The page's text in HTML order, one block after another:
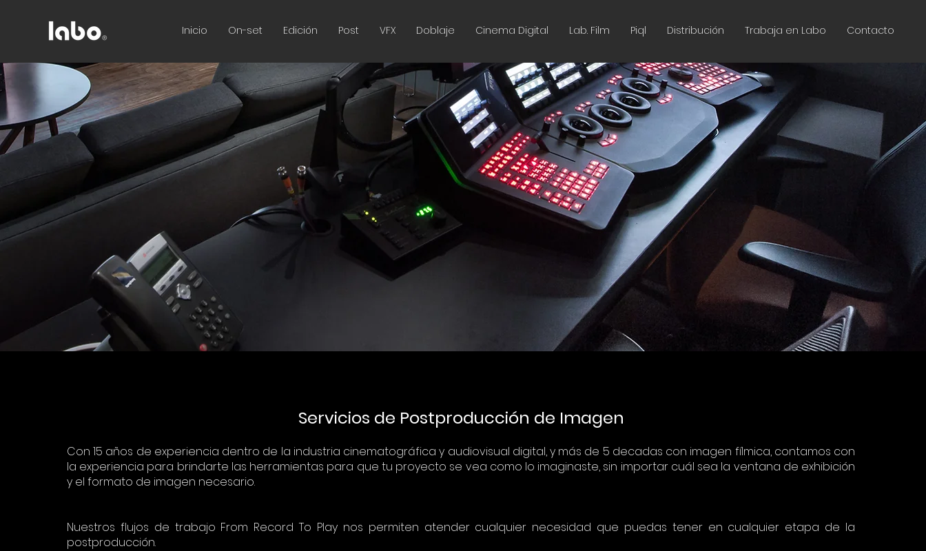
Inicio On-set Edición Post VFX Doblaje Cinema Digital Lab. Film Piql Distribución Trabaja en Labo Contacto
Servicios de Postproducción de Imagen
Con 15 años de experiencia dentro de la industria cinematográfica y audiovisual digital, y más de 5 decadas con imagen fílmica, contamos con
la experiencia para brindarte las herramientas para que tu proyecto se vea como lo imaginaste, sin importar cuál sea la ventana de exhibición
y el formato de imagen necesario.
Nuestros flujos de trabajo From Record To Play nos permiten atender cualquier necesidad que puedas tener en cualquier etapa de la
postproducción.